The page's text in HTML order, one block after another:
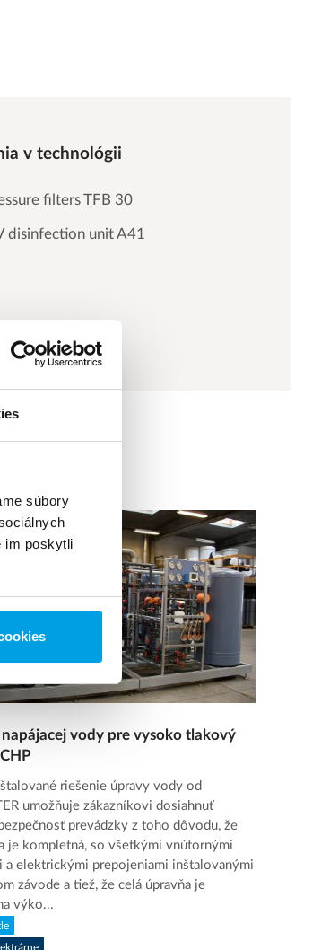
súbory
im poskytli
v technológii
filters TFB 30
disinfection unit A41
vody pre vysoko tlakový
riešenie úpravy vody od
umožňuje zákazníkovi dosiahnuť
prevádzky z toho dôvodu, že
je kompletná, so všetkými vnútornými
a elektrickými prepojeniami inštalovanými
závode a tiež, že celá úpravňa je
výko...